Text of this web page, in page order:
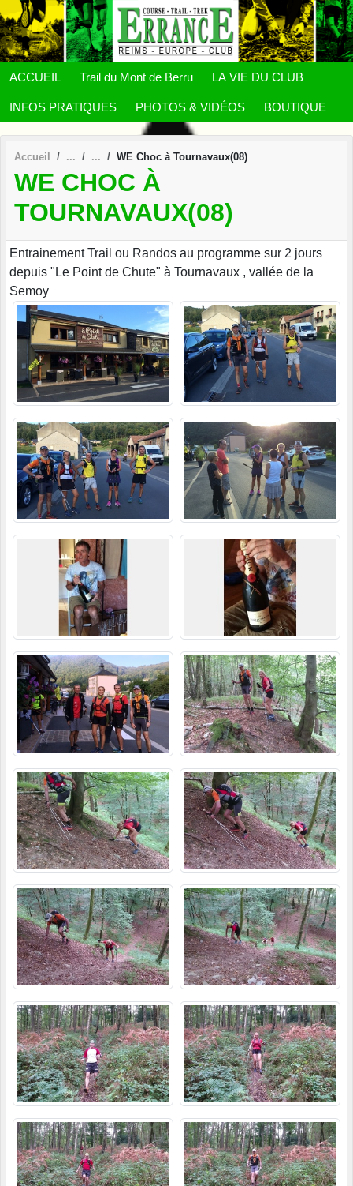
ACCUEIL Trail du Mont de Berru LA VIE DU CLUB
INFOS PRATIQUES PHOTOS & VIDÉOS BOUTIQUE
Accueil WE Choc à Tournavaux(08)
WE CHOC À
TOURNAVAUX(08)
Entrainement Trail ou Randos au programme sur 2 jours
depuis "Le Point de Chute" à Tournavaux , vallée de la
Semoy
Panneau de gestion des cookies